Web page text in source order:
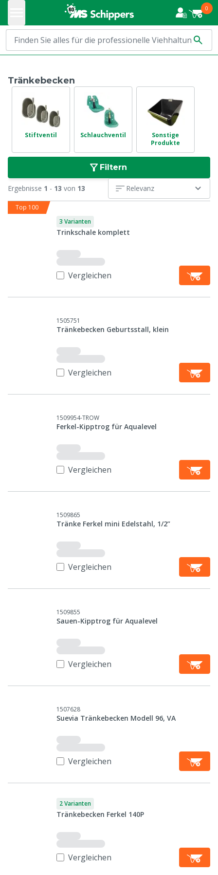
0
Tränkebecken
Stiftventil Schlauchventil
Sonstige
Produkte
Filtern
Ergebnisse 1 - 13 von 13 Relevanz
Top 100
3 Varianten
Trinkschale komplett
Vergleichen
1505751
Tränkebecken Geburtsstall, klein
Vergleichen
1509954-TROW
Ferkel-Kipptrog für Aqualevel
Vergleichen
1509865
Tränke Ferkel mini Edelstahl, 1/2”
Vergleichen
1509855
Sauen-Kipptrog für Aqualevel
Vergleichen
1507628
Suevia Tränkebecken Modell 96, VA
Vergleichen
2 Varianten
Tränkebecken Ferkel 140P
Vergleichen